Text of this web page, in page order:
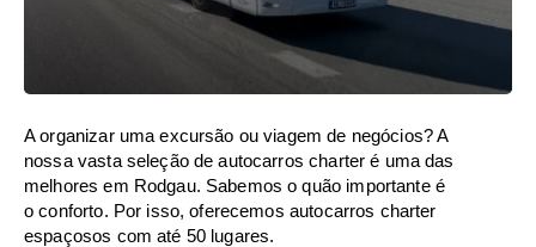
A organizar uma excursão ou viagem de negócios? A
nossa vasta seleção de autocarros charter é uma das
melhores em Rodgau. Sabemos o quão importante é
o conforto. Por isso, oferecemos autocarros charter
espaçosos com até 50 lugares.